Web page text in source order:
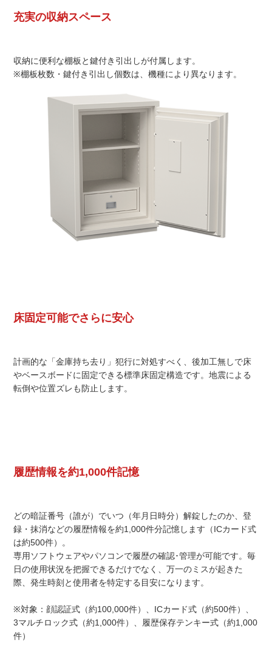
充実の収納スペース
収納に便利な棚板と鍵付き引出しが付属します。
※棚板枚数・鍵付き引出し個数は、機種により異なります。
床固定可能でさらに安心
計画的な「金庫持ち去り」犯行に対処すべく、後加工無しで床
やベースボードに固定できる標準床固定構造です。地震による
転倒や位置ズレも防止します。
履歴情報を約1,000件記憶
どの暗証番号（誰が）でいつ（年月日時分）解錠したのか、登
録・抹消などの履歴情報を約1,000件分記憶します（ICカード式
は約500件）。
専用ソフトウェアやパソコンで履歴の確認･管理が可能です。毎
日の使用状況を把握できるだけでなく、万一のミスが起きた
際、発生時刻と使用者を特定する目安になります。
※対象：顔認証式（約100,000件）、ICカード式（約500件）、
3マルチロック式（約1,000件）、履歴保存テンキー式（約1,000
件）